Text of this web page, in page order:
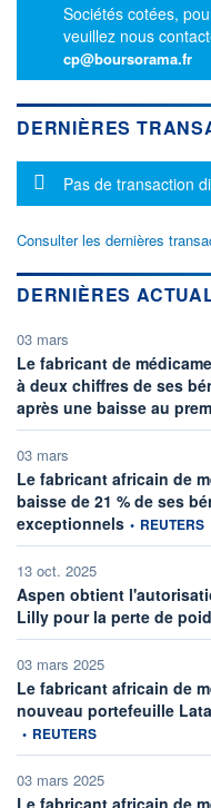
Sociétés cotées,
veuillez nous
cp@boursorama.fr
DERNIÈRES
Message
Pas de transaction
Consulter les dernières
DERNIÈRES
03 mars
Le fabricant de
à deux chiffres de ses
après une baisse au
03 mars
Le fabricant africain de
baisse de 21 % de ses
exceptionnels information
• REUTERS
13 oct. 2025
Aspen obtient
Lilly pour la perte de
03 mars 2025
Le fabricant africain de
nouveau portefeuille
• REUTERS
03 mars 2025
Le fabricant africain de